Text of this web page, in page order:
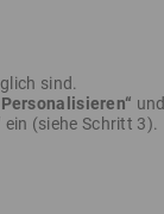
sind.
und
ein (siehe Schritt 3).